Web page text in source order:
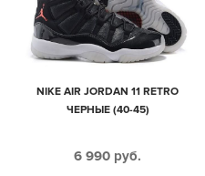
NIKE AIR JORDAN 11 RETRO
ЧЕРНЫЕ (40-45)
6 990 руб.